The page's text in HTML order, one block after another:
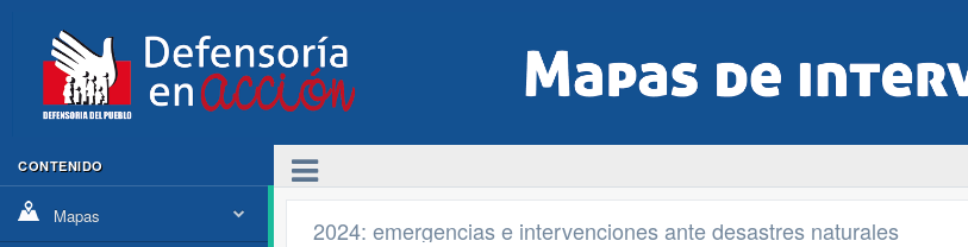
CONTENIDO
Mapas 2024: emergencias e intervenciones ante desastres naturales